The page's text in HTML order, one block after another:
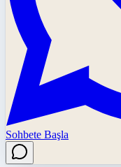
Sohbete Başla